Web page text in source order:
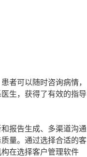
者可以随时咨询病情，
生，获得了有效的指导
报告生成、多渠道沟通
量。通过选择合适的客
在选择客户管理软件